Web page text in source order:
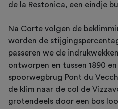
de la Restonica, een eindje
Na Corte volgen de
worden de
passeren we de
ontworpen en tussen 1890
spoorwegbrug Pont du
de klim naar de col de
grotendeels door een bos